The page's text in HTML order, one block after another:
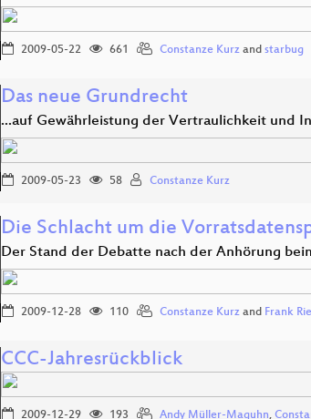
2009-05-22 661 Constanze Kurz and starbug
Das neue Grundrecht
...auf Gewährleistung der Vertraulichkeit und
2009-05-23 58 Constanze Kurz
Die Schlacht um die
Der Stand der Debatte nach der Anhörung
2009-12-28 110 Constanze Kurz and Frank
CCC-Jahresrückblick
2009-12-29 193 Andy Müller-Maguhn,